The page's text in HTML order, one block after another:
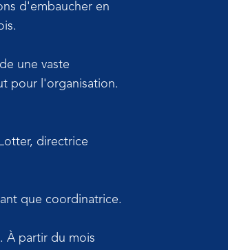
d'embaucher en
une vaste
pour l'organisation.
directrice
que coordinatrice.
À partir du mois